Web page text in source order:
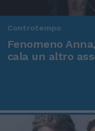
Controtempo
Fenomeno
cala un altro